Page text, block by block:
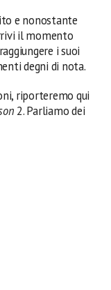
e nonostante
il momento
i suoi
degni di nota.
riporteremo qui
2. Parliamo dei